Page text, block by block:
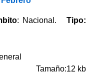
: Nacional.Tipo:
Tamaño:12 kb